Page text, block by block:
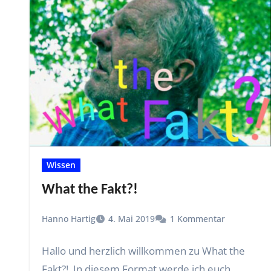
Wissen
What the Fakt?!
Hanno Hartig 4. Mai 2019 1 Kommentar
Hallo und herzlich willkommen zu What the